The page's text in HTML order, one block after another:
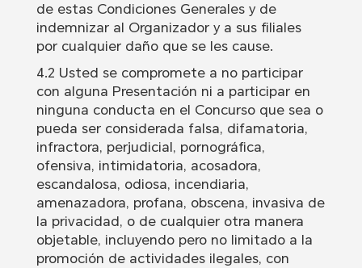
de estas Condiciones Generales y de
indemnizar al Organizador y a sus filiales
por cualquier daño que se les cause.
4.2 Usted se compromete a no participar
con alguna Presentación ni a participar en
ninguna conducta en el Concurso que sea o
pueda ser considerada falsa, difamatoria,
infractora, perjudicial, pornográfica,
ofensiva, intimidatoria, acosadora,
escandalosa, odiosa, incendiaria,
amenazadora, profana, obscena, invasiva de
la privacidad, o de cualquier otra manera
objetable, incluyendo pero no limitado a la
promoción de actividades ilegales, con